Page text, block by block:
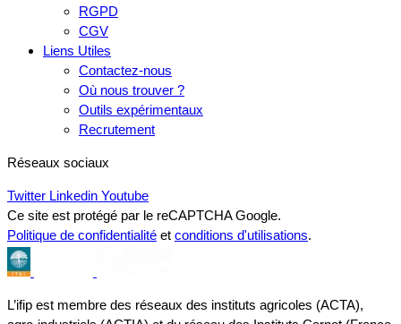
RGPD
CGV
Liens Utiles
Contactez-nous
Où nous trouver ?
Outils expérimentaux
Recrutement
Réseaux sociaux
Twitter Linkedin Youtube
Ce site est protégé par le reCAPTCHA Google.
Politique de confidentialité et conditions d'utilisations.
L’ifip est membre des réseaux des instituts agricoles (ACTA),